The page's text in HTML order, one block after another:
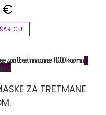
€
ZA TRETMANE